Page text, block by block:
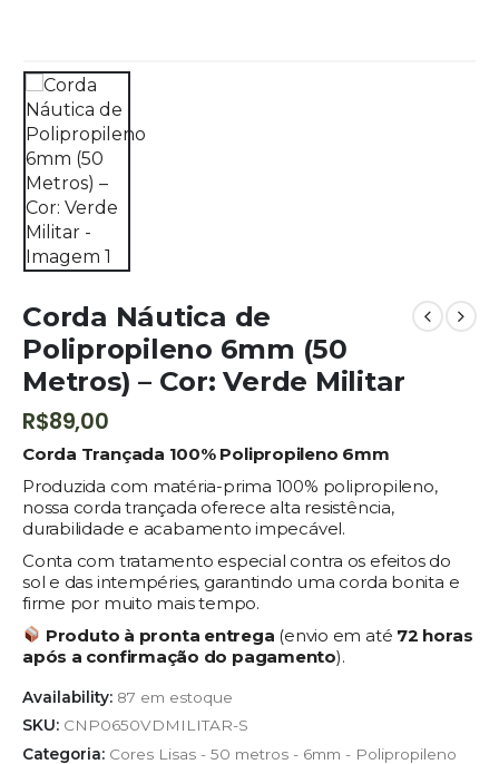
Corda Náutica de
Polipropileno 6mm (50
Metros) – Cor: Verde Militar
R$89,00
Corda Trançada 100% Polipropileno 6mm
Produzida com matéria-prima 100% polipropileno,
nossa corda trançada oferece alta resistência,
durabilidade e acabamento impecável.
Conta com tratamento especial contra os efeitos do
sol e das intempéries, garantindo uma corda bonita e
firme por muito mais tempo.
Produto à pronta entrega (envio em até 72 horas
após a confirmação do pagamento).
Availability: 87 em estoque
SKU: CNP0650VDMILITAR-S
Categoria: Cores Lisas - 50 metros - 6mm - Polipropileno